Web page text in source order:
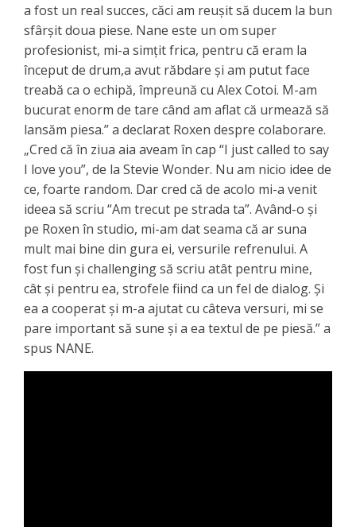
a fost un real succes, căci am reușit să ducem la bun
sfârșit doua piese. Nane este un om super
profesionist, mi-a simțit frica, pentru că eram la
început de drum,a avut răbdare și am putut face
treabă ca o echipă, împreună cu Alex Cotoi. M-am
bucurat enorm de tare când am aflat că urmează să
lansăm piesa.” a declarat Roxen despre colaborare.
„Cred că în ziua aia aveam în cap “I just called to say
I love you”, de la Stevie Wonder. Nu am nicio idee de
ce, foarte random. Dar cred că de acolo mi-a venit
ideea să scriu “Am trecut pe strada ta”. Având-o și
pe Roxen în studio, mi-am dat seama că ar suna
mult mai bine din gura ei, versurile refrenului. A
fost fun și challenging să scriu atât pentru mine,
cât și pentru ea, strofele fiind ca un fel de dialog. Și
ea a cooperat și m-a ajutat cu câteva versuri, mi se
pare important să sune și a ea textul de pe piesă.” a
spus NANE.